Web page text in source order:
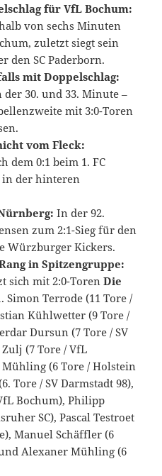
für VfL Bochum:
von sechs Minuten
zuletzt siegt sein
den SC Paderborn.
mit Doppelschlag:
30. und 33. Minute –
mit 3:0-Toren
vom Fleck:
dem 0:1 beim 1. FC
der hinteren
In der 92.
zum 2:1-Sieg für den
Würzburger Kickers.
in Spitzengruppe:
sich mit 2:0-TorenDie
Simon Terrode (11 Tore /
Kühlwetter (9 Tore /
Dursun (7 Tore / SV
(7 Tore / VfL
(6 Tore / Holstein
Tore / SV Darmstadt 98),
Bochum), Philipp
SC), Pascal Testroet
Manuel Schäffler (6
Alexaner Mühling (6